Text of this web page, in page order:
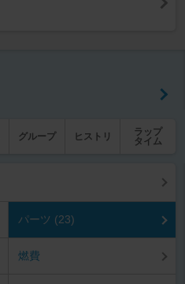
グループ ヒストリ
ラップ
タイム
パーツ (23)
燃費